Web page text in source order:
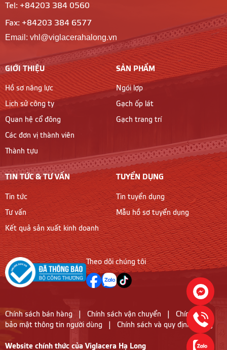
Tel: +84203 384 0560
Fax: +84203 384 6577
Email: vhl@viglacerahalong.vn
GIỚI THIỆU
Hồ sơ năng lực
Lịch sử công ty
Quan hệ cổ đông
Các đơn vị thành viên
Thành tựu
SẢN PHẨM
Ngói lợp
Gạch ốp lát
Gạch trang trí
TIN TỨC & TƯ VẤN
Tin tức
Tư vấn
Kết quả sản xuất kinh doanh
TUYỂN DỤNG
Tin tuyển dụng
Mẫu hồ sơ tuyển dụng
Theo dõi chúng tôi
Chính sách bán hàng Chính sách vận chuyển
Chính sách
bảo mật thông tin người dùng
Chính sách và quy định chung
Website chính thức của Viglacera Hạ Long